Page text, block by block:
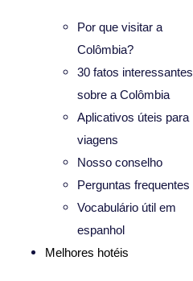
Por que visitar a
Colômbia?
30 fatos interessantes
sobre a Colômbia
Aplicativos úteis para
viagens
Nosso conselho
Perguntas frequentes
Vocabulário útil em
espanhol
Melhores hotéis